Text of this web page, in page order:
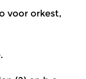
voor orkest,